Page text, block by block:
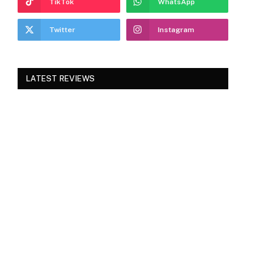
TikTok WhatsApp
Twitter Instagram
LATEST REVIEWS